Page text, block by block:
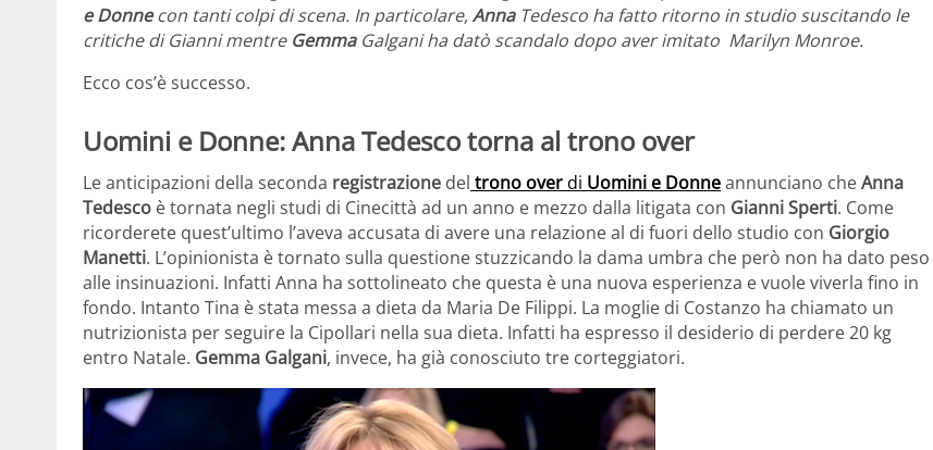
e Donnecon tanti colpi di scena. In particolare,AnnaTedesco ha fatto ritorno in studio suscitando le
critiche di Gianni mentre Gemma Galgani ha datò scandalo dopo aver imitato Marilyn Monroe.
Ecco cos’è successo.
Uomini e Donne: Anna Tedesco torna al trono over
Le anticipazioni della seconda registrazione del trono overdi Uomini e Donneannunciano cheAnna
Tedesco è tornata negli studi di Cinecittà ad un anno e mezzo dalla litigata con Gianni Sperti. Come
ricorderete quest’ultimo l’aveva accusata di avere una relazione al di fuori dello studio con Giorgio
Manetti. L’opinionista è tornato sulla questione stuzzicando la dama umbra che però non ha dato peso
alle insinuazioni. Infatti Anna ha sottolineato che questa è una nuova esperienza e vuole viverla fino in
fondo. Intanto Tina è stata messa a dieta da Maria De Filippi. La moglie di Costanzo ha chiamato un
nutrizionista per seguire la Cipollari nella sua dieta. Infatti ha espresso il desiderio di perdere 20 kg
entro Natale. Gemma Galgani, invece, ha già conosciuto tre corteggiatori.